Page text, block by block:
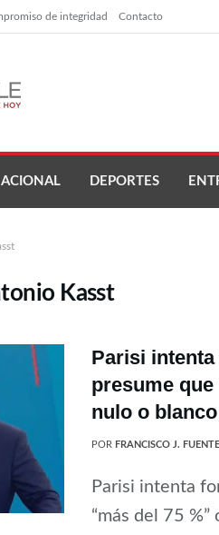
de integridad Contacto
DEPORTES
Kasst
Parisi
presume
nulo o
POR FRANCISCO J.
Parisi intenta
“más del 75